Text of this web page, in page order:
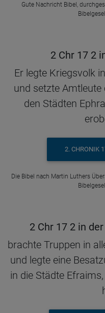
Gute Nachricht Bibel,
2 Chr 17 2
Er legte Kriegsvolk
und setzte
den Städten
2. CHRONIK
Die Bibel nach Martin Luthers
2 Chr 17 2 in
brachte Truppen in
und legte eine
in die Städte